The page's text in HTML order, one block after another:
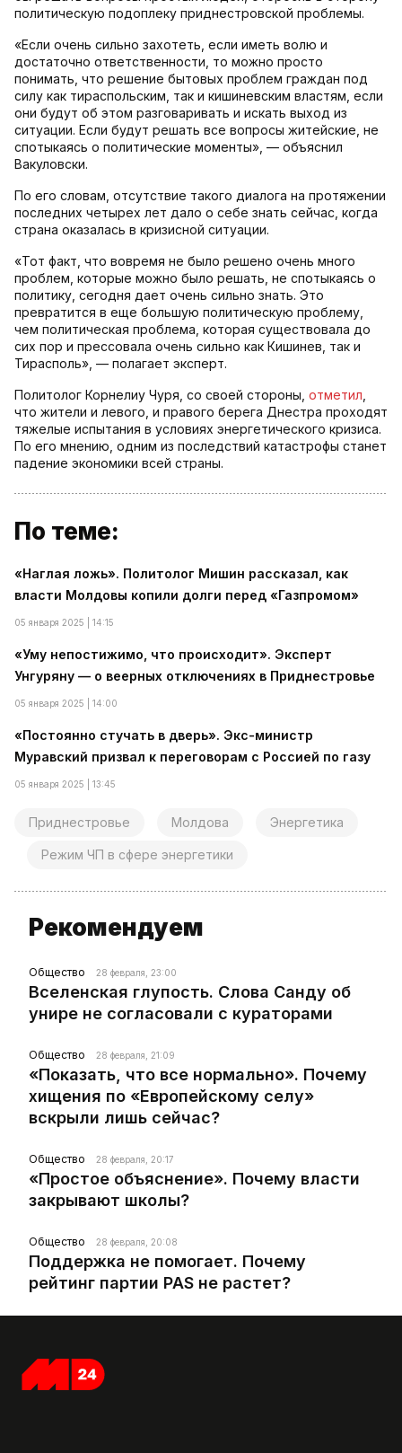
политическую подоплеку приднестровской проблемы.
«Если очень сильно захотеть, если иметь волю и
достаточно ответственности, то можно просто
понимать, что решение бытовых проблем граждан под
силу как тираспольским, так и кишиневским властям, если
они будут об этом разговаривать и искать выход из
ситуации. Если будут решать все вопросы житейские, не
спотыкаясь о политические моменты», — объяснил
Вакуловски.
По его словам, отсутствие такого диалога на протяжении
последних четырех лет дало о себе знать сейчас, когда
страна оказалась в кризисной ситуации.
«Тот факт, что вовремя не было решено очень много
проблем, которые можно было решать, не спотыкаясь о
политику, сегодня дает очень сильно знать. Это
превратится в еще большую политическую проблему,
чем политическая проблема, которая существовала до
сих пор и прессовала очень сильно как Кишинев, так и
Тирасполь», — полагает эксперт.
Политолог Корнелиу Чуря, со своей стороны, отметил
что жители и левого, и правого берега Днестра проходят
тяжелые испытания в условиях энергетического кризиса.
По его мнению, одним из последствий катастрофы станет
падение экономики всей страны.
По теме:
«Наглая ложь». Политолог Мишин рассказал, как
власти Молдовы копили долги перед «Газпромом»
05 января 2025 | 14:15
«Уму непостижимо, что происходит». Эксперт
Унгуряну — о веерных отключениях в Приднестровье
05 января 2025 | 14:00
«Постоянно стучать в дверь». Экс-министр
Муравский призвал к переговорам с Россией по газу
05 января 2025 | 13:45
Приднестровье Молдова Энергетика
Режим ЧП в сфере энергетики
Рекомендуем
Общество 28 февраля, 23:00
Вселенская глупость. Слова Санду об
унире не согласовали с кураторами
Общество 28 февраля, 21:09
«Показать, что все нормально». Почему
хищения по «Европейскому селу»
вскрыли лишь сейчас?
Общество 28 февраля, 20:17
«Простое объяснение». Почему власти
закрывают школы?
Общество 28 февраля, 20:08
Поддержка не помогает. Почему
рейтинг партии PAS не растет?